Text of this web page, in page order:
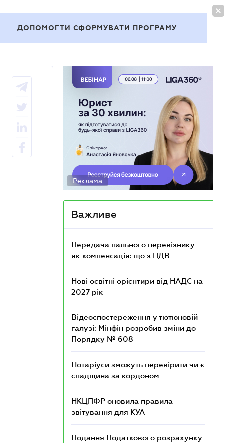
ДОПОМОГТИ СФОРМУВАТИ ПРОГРАМУ
Реклама
Важливе
Передача пального перевізнику
як компенсація: що з ПДВ
Нові освітні орієнтири від НАДС на
2027 рік
Відеоспостереження у тютюновій
галузі: Мінфін розробив зміни до
Порядку № 608
Нотаріуси зможуть перевірити чи є
спадщина за кордоном
НКЦПФР оновила правила
звітування для КУА
Подання Податкового розрахунку